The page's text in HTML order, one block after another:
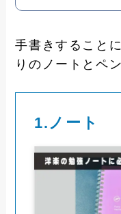
手書きすること
りのノートとペ
1.ノート